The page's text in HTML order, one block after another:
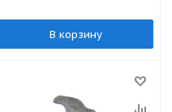
В корзину